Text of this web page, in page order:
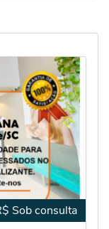
Sob consulta